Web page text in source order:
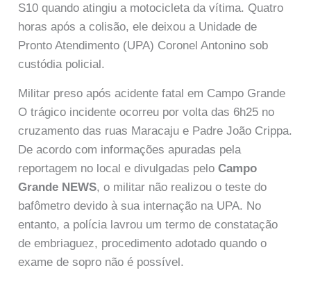
S10 quando atingiu a motocicleta da vítima. Quatro
horas após a colisão, ele deixou a Unidade de
Pronto Atendimento (UPA) Coronel Antonino sob
custódia policial.
Militar preso após acidente fatal em Campo Grande
O trágico incidente ocorreu por volta das 6h25 no
cruzamento das ruas Maracaju e Padre João Crippa.
De acordo com informações apuradas pela
reportagem no local e divulgadas peloCampo
Grande NEWS, o militar não realizou o teste do
bafômetro devido à sua internação na UPA. No
entanto, a polícia lavrou um termo de constatação
de embriaguez, procedimento adotado quando o
exame de sopro não é possível.